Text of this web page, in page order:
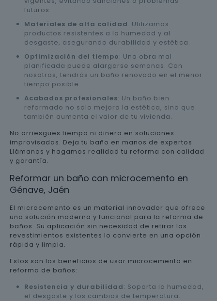
futuros.
Materiales de alta calidad: Utilizamos
productos resistentes a la humedad y al
desgaste, asegurando durabilidad y estética.
Optimización del tiempo: Una obra mal
planificada puede alargarse semanas. Con
nosotros, tendrás un baño renovado en el menor
tiempo posible.
Acabados profesionales: Un baño bien
reformado no solo mejora la estética, sino que
también aumenta el valor de tu vivienda.
No arriesgues tiempo ni dinero en soluciones
improvisadas. Deja tu baño en manos de expertos.
Llámanos y hagamos realidad tu reforma con calidad
y garantía.
Reformar un baño con microcemento en
Génave, Jaén
El microcemento es un material innovador que ofrece
una solución moderna y funcional para la reforma de
baños. Su aplicación sin necesidad de retirar los
revestimientos existentes lo convierte en una opción
rápida y limpia.
Estos son los beneficios de usar microcemento en
reforma de baños:
Resistencia y durabilidad: Soporta la humedad,
el desgaste y los cambios de temperatura.